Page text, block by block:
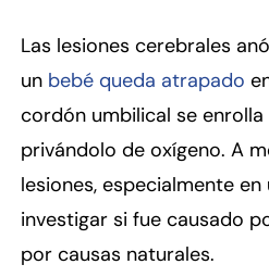
Las lesiones cerebrales
un bebé queda atrapado
cordón umbilical se
privándolo de oxígeno. A
lesiones, especialmente
investigar si fue causado
por causas naturales.